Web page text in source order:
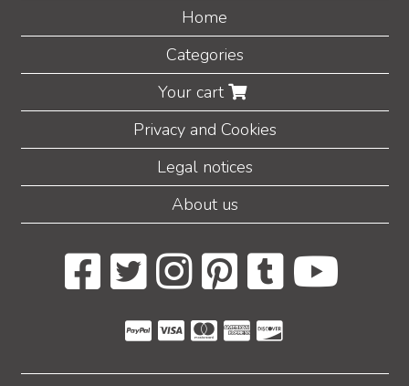
Home
Categories
Your cart
Privacy and Cookies
Legal notices
About us